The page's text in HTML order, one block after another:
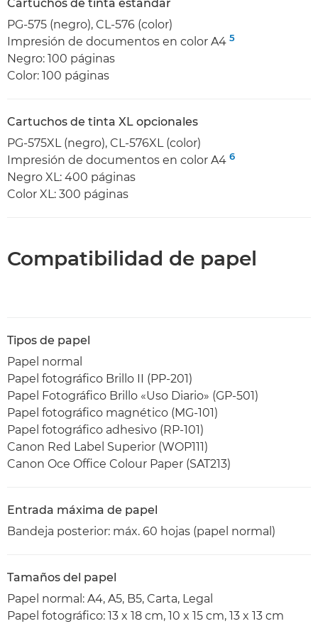
Cartuchos de tinta estándar
PG-575 (negro), CL-576 (color)
Impresión de documentos en color A4 5
Negro: 100 páginas
Color: 100 páginas
Cartuchos de tinta XL opcionales
PG-575XL (negro), CL-576XL (color)
Impresión de documentos en color A4 6
Negro XL: 400 páginas
Color XL: 300 páginas
Compatibilidad de papel
Tipos de papel
Papel normal
Papel fotográfico Brillo II (PP-201)
Papel Fotográfico Brillo «Uso Diario» (GP-501)
Papel fotográfico magnético (MG-101)
Papel fotográfico adhesivo (RP-101)
Canon Red Label Superior (WOP111)
Canon Oce Office Colour Paper (SAT213)
Entrada máxima de papel
Bandeja posterior: máx. 60 hojas (papel normal)
Tamaños del papel
Papel normal: A4, A5, B5, Carta, Legal
Papel fotográfico: 13 x 18 cm, 10 x 15 cm, 13 x 13 cm